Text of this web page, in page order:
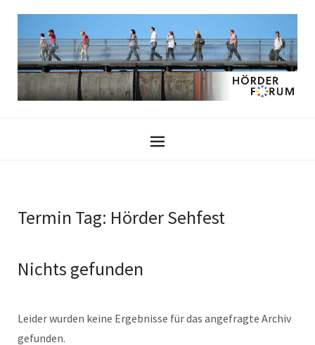
Termin Tag: Hörder Sehfest
Nichts gefunden
Leider wurden keine Ergebnisse für das angefragte Archiv
gefunden.